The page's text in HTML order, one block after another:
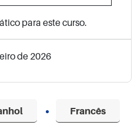
Francês
para este curso.
de 2026